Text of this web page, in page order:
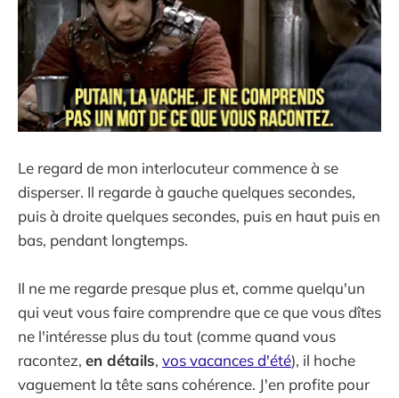
Le regard de mon interlocuteur commence à se
disperser. Il regarde à gauche quelques secondes,
puis à droite quelques secondes, puis en haut puis en
bas, pendant longtemps.
Il ne me regarde presque plus et, comme quelqu'un
qui veut vous faire comprendre que ce que vous dîtes
ne l'intéresse plus du tout (comme quand vous
racontez, en détails, vos vacances d'été), il hoche
vaguement la tête sans cohérence. J'en profite pour